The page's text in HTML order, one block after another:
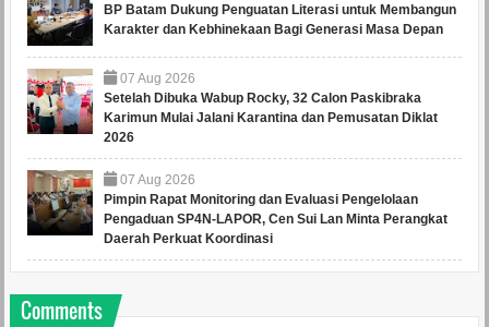
BP Batam Dukung Penguatan Literasi untuk Membangun
Karakter dan Kebhinekaan Bagi Generasi Masa Depan
07 Aug 2026
Setelah Dibuka Wabup Rocky, 32 Calon Paskibraka
Karimun Mulai Jalani Karantina dan Pemusatan Diklat
2026
07 Aug 2026
Pimpin Rapat Monitoring dan Evaluasi Pengelolaan
Pengaduan SP4N-LAPOR, Cen Sui Lan Minta Perangkat
Daerah Perkuat Koordinasi
Comments